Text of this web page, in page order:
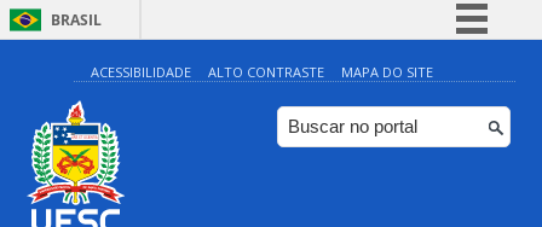
BRASIL
Simplifique!
Comunica BR
Participe
ACESSIBILIDADE ALTO CONTRASTE MAPA DO SITE